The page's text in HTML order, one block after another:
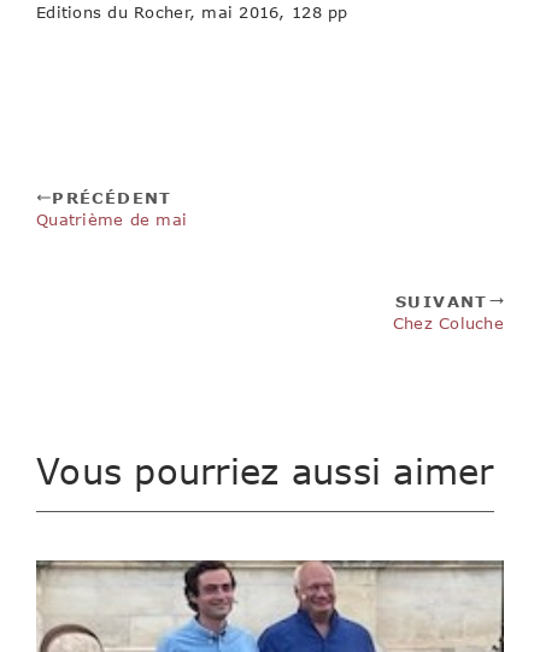
Editions du Rocher, mai 2016, 128 pp
PRÉCÉDENT
Quatrième de mai
SUIVANT
Chez Coluche
Vous pourriez aussi aimer